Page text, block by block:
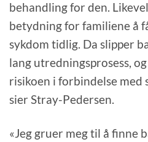
behandling for den.
betydning for familiene å
sykdom tidlig. Da slipper
lang utredningsprosess,
risikoen i forbindelse med
sier Stray-Pedersen.
«Jeg gruer meg til å finne